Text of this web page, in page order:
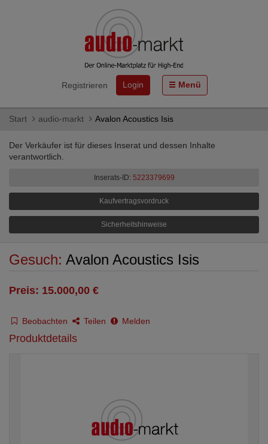
Registrieren Login Menü
Start audio-markt Avalon Acoustics Isis
Der Verkäufer ist für dieses Inserat und dessen Inhalte
verantwortlich.
Inserats-ID: 5223379699
Kaufvertragsvordruck
Sicherheitshinweise
Gesuch: Avalon Acoustics Isis
Preis: 15.000,00 €
Beobachten Teilen Melden
Produktdetails